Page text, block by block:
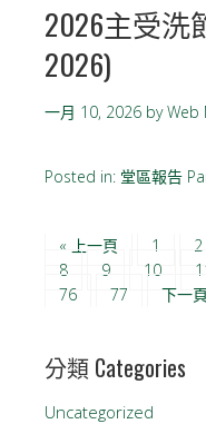
2026主受洗
2026)
一月 10, 2026 byWeb
Posted in: 堂區報告
« 上一頁 1 2
8
9 10
76
77 下一
分類 Categories
Uncategorized